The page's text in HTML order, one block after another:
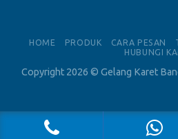
HOME PRODUK CARA PESAN
HUBUNGI
Copyright 2026 © Gelang Karet